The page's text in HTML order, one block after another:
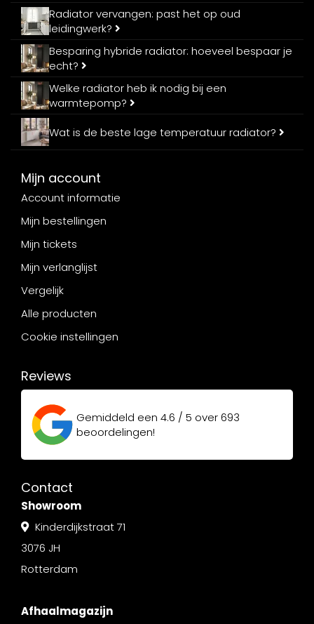
Radiator vervangen: past het op oud
leidingwerk?
Besparing hybride radiator: hoeveel bespaar je
echt?
Welke radiator heb ik nodig bij een
warmtepomp?
Wat is de beste lage temperatuur radiator?
Mijn account
Account informatie
Mijn bestellingen
Mijn tickets
Mijn verlanglijst
Vergelijk
Alle producten
Cookie instellingen
Reviews
Gemiddeld een 4.6 / 5 over693
beoordelingen!
Contact
Showroom
Kinderdijkstraat 71
3076 JH
Rotterdam
Afhaalmagazijn